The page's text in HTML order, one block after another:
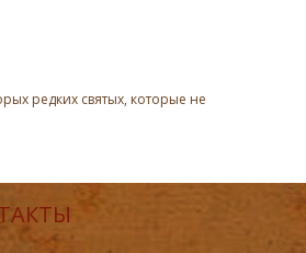
редких святых, которые не